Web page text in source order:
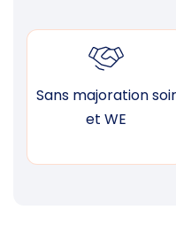
Sans majoration soir
et WE